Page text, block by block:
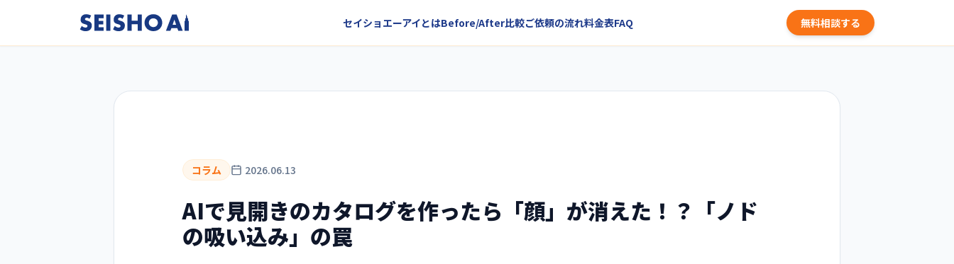
セイショエーアイとはBefore/After比較ご依頼の流れ料金表FAQ 無料相談する
コラム 2026.06.13
AIで見開きのカタログを作ったら「顔」が消えた！？「ノド
の吸い込み」の罠